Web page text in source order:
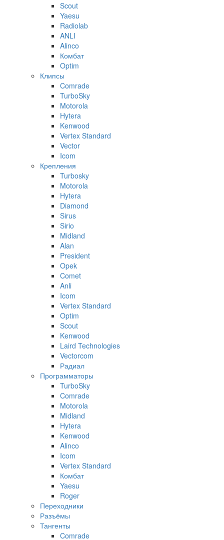
Scout
Yaesu
Radiolab
ANLI
Alinco
Комбат
Optim
Клипсы
Comrade
TurboSky
Motorola
Hytera
Kenwood
Vertex Standard
Vector
Icom
Крепления
Turbosky
Motorola
Hytera
Diamond
Sirus
Sirio
Midland
Alan
President
Opek
Comet
Anli
Icom
Vertex Standard
Optim
Scout
Kenwood
Laird Technologies
Vectorcom
Радиал
Программаторы
TurboSky
Comrade
Motorola
Midland
Hytera
Kenwood
Alinco
Icom
Vertex Standard
Комбат
Yaesu
Roger
Переходники
Разъёмы
Тангенты
Comrade